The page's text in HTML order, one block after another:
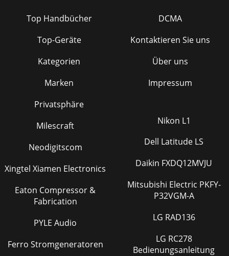
Top Handbücher
Top-Geräte
Kategorien
Marken
Privatsphäre
DCMA
Kontaktieren Sie uns
Über uns
Impressum
Milescraft
Neodigitscom
Xingtel Xiamen Electronics
Eaton Compressor &
Fabrication
PYLE Audio
Ferro Stromgeneratoren
Nikon L1
Dell Latitude LS
Daikin FXDQ12MVJU
Mitsubishi Electric PKFY-
P32VGM-A
LG RAD136
LG RC278
Bedienungsanleitung